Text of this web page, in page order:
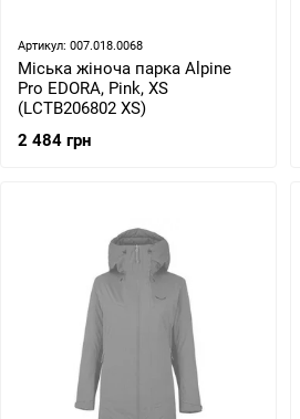
Артикул: 007.018.0068
Міська жіноча парка Alpine
Pro EDORA, Pink, XS
(LCTB206802 XS)
2 484 грн